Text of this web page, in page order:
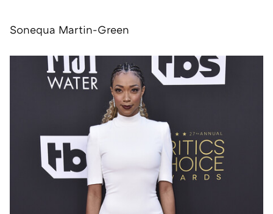
Sonequa Martin-Green